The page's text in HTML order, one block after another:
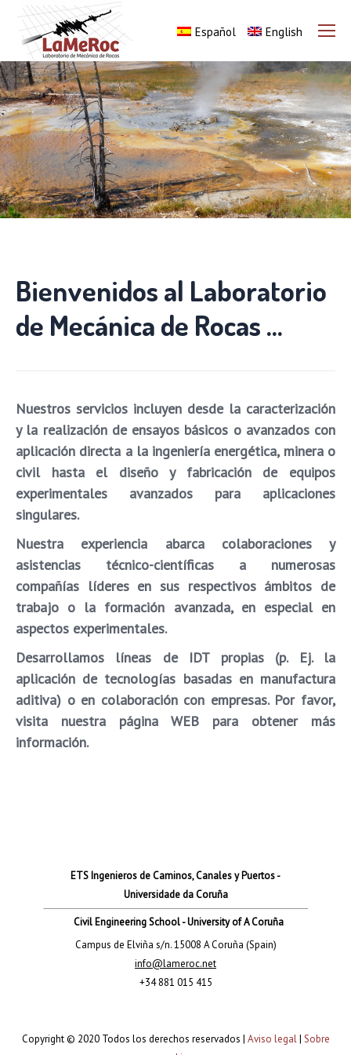
Español English
Bienvenidos al Laboratorio
de Mecánica de Rocas …
Nuestros servicios incluyen desde la caracterización
y la realización de ensayos básicos o avanzados con
aplicación directa a la ingeniería energética, minera o
civil hasta el diseño y fabricación de equipos
experimentales avanzados para aplicaciones
singulares.
Nuestra experiencia abarca colaboraciones y
asistencias técnico-científicas a numerosas
compañías líderes en sus respectivos ámbitos de
trabajo o la formación avanzada, en especial en
aspectos experimentales.
Desarrollamos líneas de IDT propias (p. Ej. la
aplicación de tecnologías basadas en manufactura
aditiva) o en colaboración con empresas. Por favor,
visita nuestra página WEB para obtener más
información.
ETS Ingenieros de Caminos, Canales y Puertos -
Universidade da Coruña
Civil Engineering School - University of A Coruña
Campus de Elviña s/n. 15008 A Coruña (Spain)
info@lameroc.net
+34 881 015 415
Copyright © 2020 Todos los derechos reservados | Aviso legal| Sobre